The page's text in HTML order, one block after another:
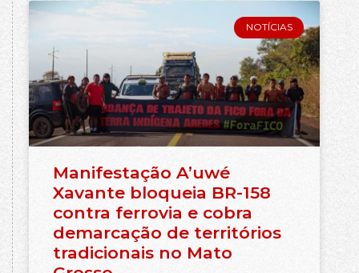
NOTÍCIAS
Manifestação A’uwé
Xavante bloqueia BR-158
contra ferrovia e cobra
demarcação de territórios
tradicionais no Mato